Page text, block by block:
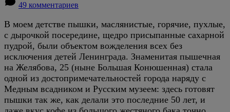
49 комментариев
В моем детстве пышки, маслянистые, горячие, пухлые,
с дырочкой посередине, щедро присыпанные сахарной
пудрой, были объектом вожделения всех без
исключения детей Ленинграда. Знаменитая пышечная
на Желябова, 25 (ныне Большая Конюшенная) стала
одной из достопримечательностей города наряду с
Медным всадником и Русским музеем: здесь готовят
пышки так же, как делали это последние 50 лет, и